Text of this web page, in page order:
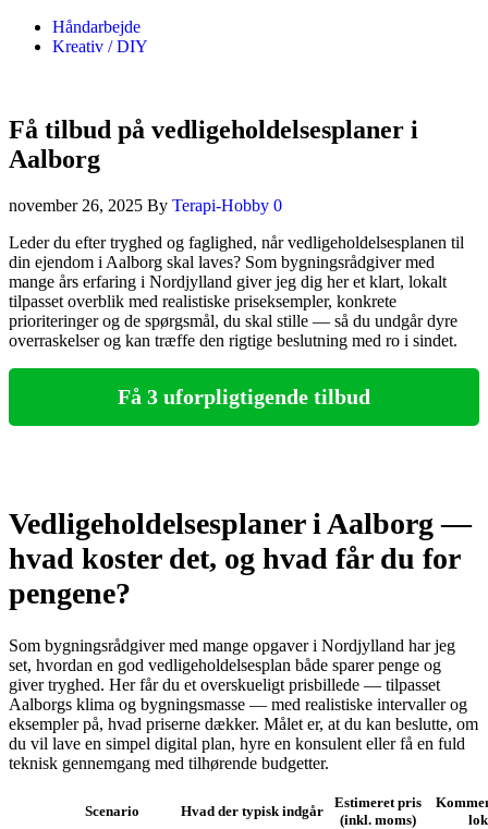
Håndarbejde
Kreativ / DIY
Få tilbud på vedligeholdelsesplaner i
Aalborg
november 26, 2025 By Terapi-Hobby 0
Leder du efter tryghed og faglighed, når vedligeholdelsesplanen til
din ejendom i Aalborg skal laves? Som bygningsrådgiver med
mange års erfaring i Nordjylland giver jeg dig her et klart, lokalt
tilpasset overblik med realistiske priseksempler, konkrete
prioriteringer og de spørgsmål, du skal stille — så du undgår dyre
overraskelser og kan træffe den rigtige beslutning med ro i sindet.
Få 3 uforpligtigende tilbud
Vedligeholdelsesplaner i Aalborg —
hvad koster det, og hvad får du for
pengene?
Som bygningsrådgiver med mange opgaver i Nordjylland har jeg
set, hvordan en god vedligeholdelsesplan både sparer penge og
giver tryghed. Her får du et overskueligt prisbillede — tilpasset
Aalborgs klima og bygningsmasse — med realistiske intervaller og
eksempler på, hvad priserne dækker. Målet er, at du kan beslutte, om
du vil lave en simpel digital plan, hyre en konsulent eller få en fuld
teknisk gennemgang med tilhørende budgetter.
Scenario Hvad der typisk indgår
Estimeret pris
(inkl. moms)